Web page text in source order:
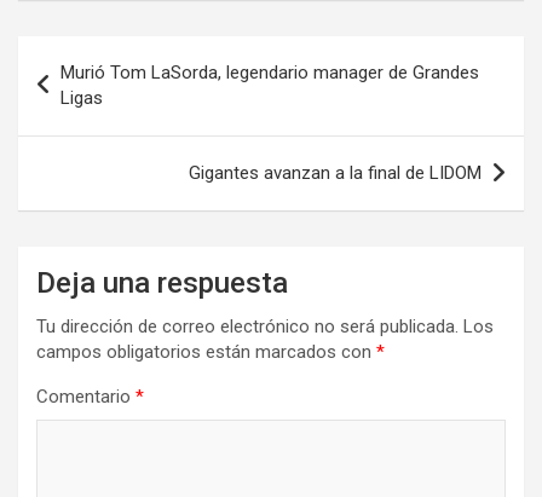
de
entradas
Murió Tom LaSorda, legendario manager de Grandes
Ligas
Gigantes avanzan a la final de LIDOM
Deja una respuesta
Tu dirección de correo electrónico no será publicada. Los
campos obligatorios están marcados con *
Comentario *